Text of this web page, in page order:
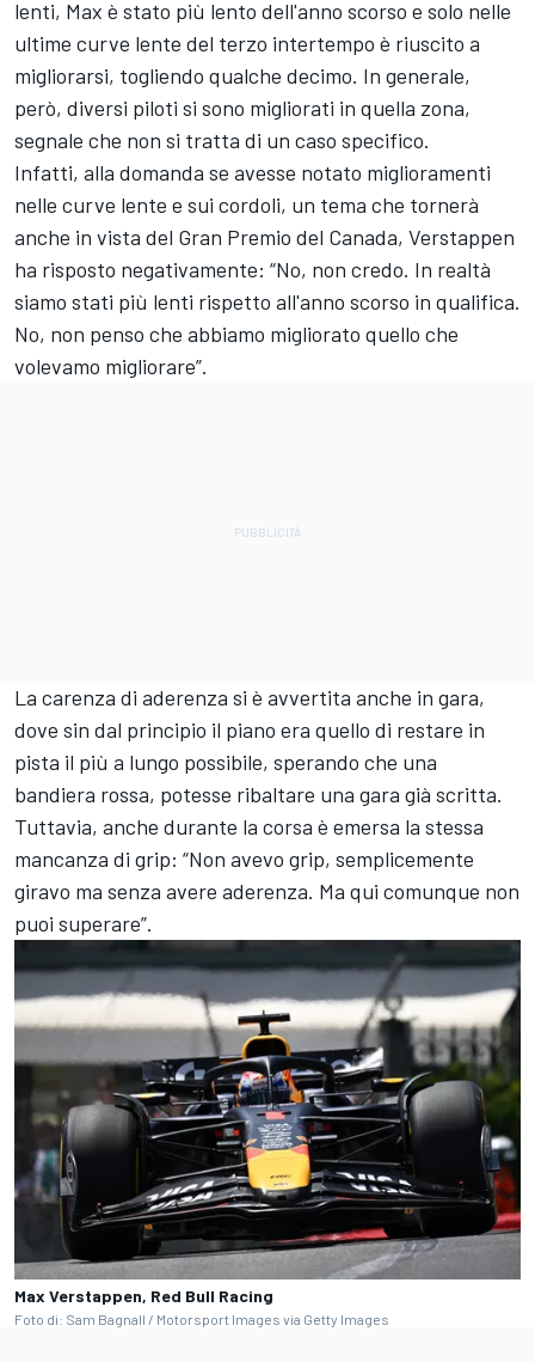
lenti, Max è stato più lento dell'anno scorso e solo nelle
ultime curve lente del terzo intertempo è riuscito a
migliorarsi, togliendo qualche decimo. In generale,
però, diversi piloti si sono migliorati in quella zona,
segnale che non si tratta di un caso specifico.
Infatti, alla domanda se avesse notato miglioramenti
nelle curve lente e sui cordoli, un tema che tornerà
anche in vista del Gran Premio del Canada, Verstappen
ha risposto negativamente: “No, non credo. In realtà
siamo stati più lenti rispetto all'anno scorso in qualifica.
No, non penso che abbiamo migliorato quello che
volevamo migliorare”.
La carenza di aderenza si è avvertita anche in gara,
dove sin dal principio il piano era quello di restare in
pista il più a lungo possibile, sperando che una
bandiera rossa, potesse ribaltare una gara già scritta.
Tuttavia, anche durante la corsa è emersa la stessa
mancanza di grip: “Non avevo grip, semplicemente
giravo ma senza avere aderenza. Ma qui comunque non
puoi superare”.
Max Verstappen, Red Bull Racing
Foto di: Sam Bagnall / Motorsport Images via Getty Images